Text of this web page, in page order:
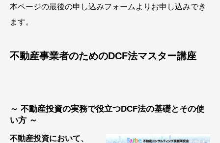
本ページの最後の申し込みフォームよりお申し込みでき
ます。
不動産事業者のためのDCF法マスター講座
～ 不動産投資の実務で役立つDCF法の基礎とその使
い方 ～
不動産投資において、